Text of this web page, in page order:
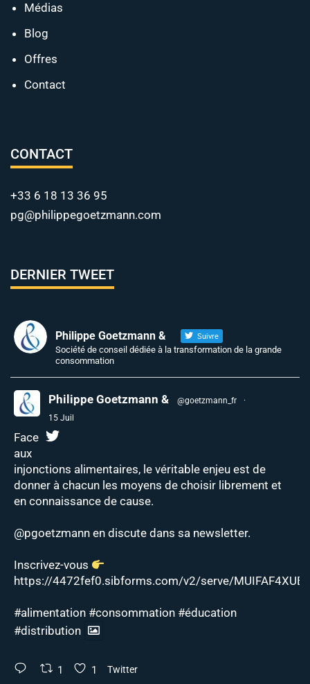
Médias
Blog
Offres
Contact
CONTACT
+33 6 18 13 36 95
pg@philippegoetzmann.com
DERNIER TWEET
Philippe Goetzmann & Suivre
Société de conseil dédiée à la transformation de la grande
consommation
Philippe Goetzmann & @goetzmann_fr
·
15 Juil
Face
aux
injonctions alimentaires, le véritable enjeu est de
donner à chacun les moyens de choisir librement et
en connaissance de cause.
@pgoetzmann en discute dans sa newsletter.
Inscrivez-vous
https://4472fef0.sibforms.com/v2/serve/
#alimentation #consommation #éducation
#distribution
1 1 Twitter